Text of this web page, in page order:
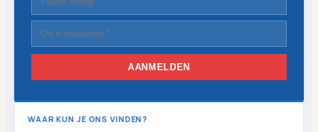
AANMELDEN
WAAR KUN JE ONS VINDEN?